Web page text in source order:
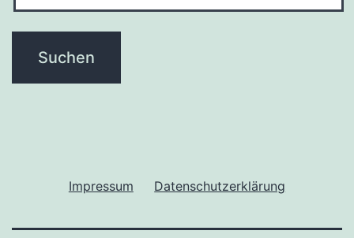
Impressum Datenschutzerklärung